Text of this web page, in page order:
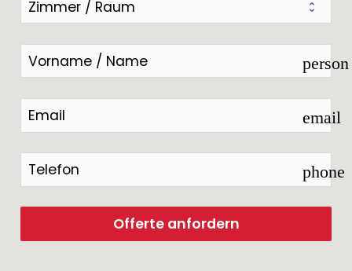
person
email
phone
Offerte anfordern